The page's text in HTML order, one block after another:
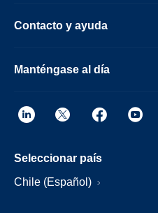
Contacto y ayuda
Manténgase al día
Seleccionar país
Chile (Español)